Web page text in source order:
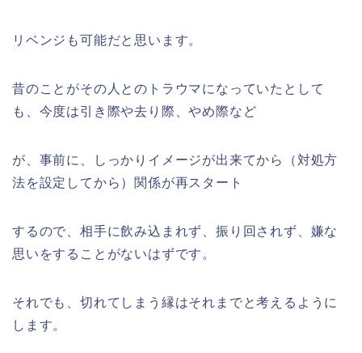
リベンジも可能だと思います。
昔のことがその人とのトラウマになっていたとして
も、今度は引き際や去り際、やめ際など
が、事前に、しっかりイメージが出来てから（対処方
法を設定してから）関係が再スタート
するので、相手に飲み込まれず、振り回されず、嫌な
思いをすることがないはずです。
それでも、切れてしまう縁はそれまでと考えるように
します。